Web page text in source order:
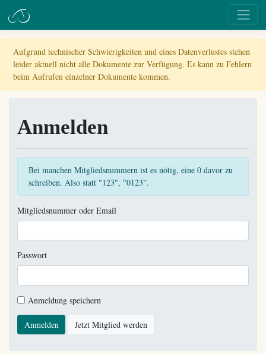
Aufgrund technischer Schwierigkeiten und eines Datenverlustes stehen
leider aktuell nicht alle Dokumente zur Verfügung. Es kann zu Fehlern
beim Aufrufen einzelner Dokumente kommen.
Anmelden
Bei manchen Mitgliedsnummern ist es nötig, eine 0 davor zu
schreiben. Also statt "123", "0123".
Mitgliedsnummer oder Email
Passwort
Anmeldung speichern
Anmelden Jetzt Mitglied werden